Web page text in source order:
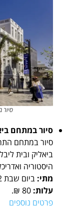
סיור
סיור במתחם
סיור במתחם
ביאליק ובית
היסטוריה
מתי: ביום שבת 2 באוגוסט בשעה 11:00
עלות:
פרטים נוספים